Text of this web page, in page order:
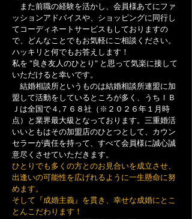
また前職の経験を活かし、会員様あてにファ
ッションアドバイスや、ショッピングに同行し
てコーディネートサービスもしておりますの
で、どんなことでもお気軽にご相談ください。
ハッキリと何でもお答えします！
私を ”良き友人のひとり” と思って気楽に接して
いただけると幸いです。
結婚相談所というものは結婚相談所連盟に加
盟して活動をしているところが多く、うちＩＢ
Ｊは全国で４,７６８社（※２０２６年１月時
点）と業界最大級となっております。三重婚活
いいともはその加盟店のひとつとして、カウン
セラーが責任を持って、すべて会員様に誠心誠
意尽くさせていただきます。
ひとりでも多くの方とのお見合いを成立させ、
出逢いの可能性を広げれるように一生懸命に努
めます。
そして『成婚主義』を貫き、幸せな成婚にとこ
とんこだわります！